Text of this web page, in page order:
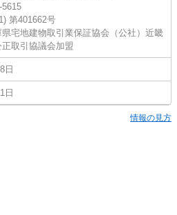
5615
第401662号
県宅地建物取引業保証協会（公社）近畿
取引協議会加盟
日
日
情報の見方